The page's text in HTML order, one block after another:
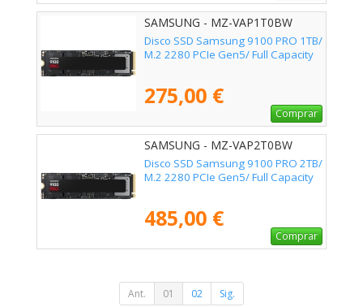
SAMSUNG - MZ-VAP1T0BW
Disco SSD Samsung 9100 PRO 1TB/
M.2 2280 PCIe Gen5/ Full Capacity
275,00 €
Comprar
SAMSUNG - MZ-VAP2T0BW
Disco SSD Samsung 9100 PRO 2TB/
M.2 2280 PCIe Gen5/ Full Capacity
485,00 €
Comprar
Ant. 01 02 Sig.